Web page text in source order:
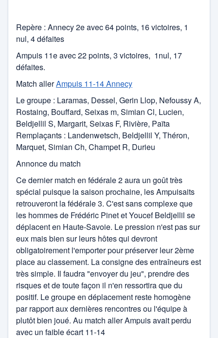
Repère : Annecy 2e avec 64 points, 16 victoires, 1
nul, 4 défaites
Ampuis 11e avec 22 points, 3 victoires, 1nul, 17
défaites.
Match allerAmpuis 11-14 Annecy
Le groupe : Laramas, Dessel, Gerin Llop, Nefoussy A,
Rostaing, Bouffard, Seixas m, Simian Cl, Lucien,
Beldjellil S, Margarit, Seixas F, Rivière, Païta
Remplaçants : Landenwetsch, Beldjellil Y, Théron,
Marquet, Simian Ch, Champet R, Durieu
Annonce du match
Ce dernier match en fédérale 2 aura un goût très
spécial puisque la saison prochaine, les Ampuisaits
retrouveront la fédérale 3. C'est sans complexe que
les hommes de Frédéric Pinet et Youcef Beldjellil se
déplacent en Haute-Savoie. Le pression n'est pas sur
eux mais bien sur leurs hôtes qui devront
obligatoirement l'emporter pour préserver leur 2ème
place au classement. La consigne des entraîneurs est
très simple. Il faudra "envoyer du jeu", prendre des
risques et de toute façon il n'en ressortira que du
positif. Le groupe en déplacement reste homogène
par rapport aux dernières rencontres ou l'équipe à
plutôt bien joué. Au match aller Ampuis avait perdu
avec un faible écart 11-14